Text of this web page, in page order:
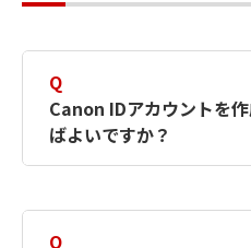
Q
Canon IDアカウントを
ばよいですか？
Q